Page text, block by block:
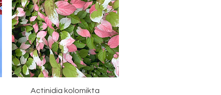
Hurtigvisning
Actinidia kolomikta